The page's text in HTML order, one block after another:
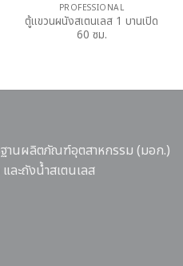
PROFESSIONAL
ตู้แขวนผนังสเตนเลส 1 บานเปิด
60 ซม.
ฐานผลิตภัณฑ์อุตสาหกรรม (มอก.)
ละถังน้ำสเตนเลส